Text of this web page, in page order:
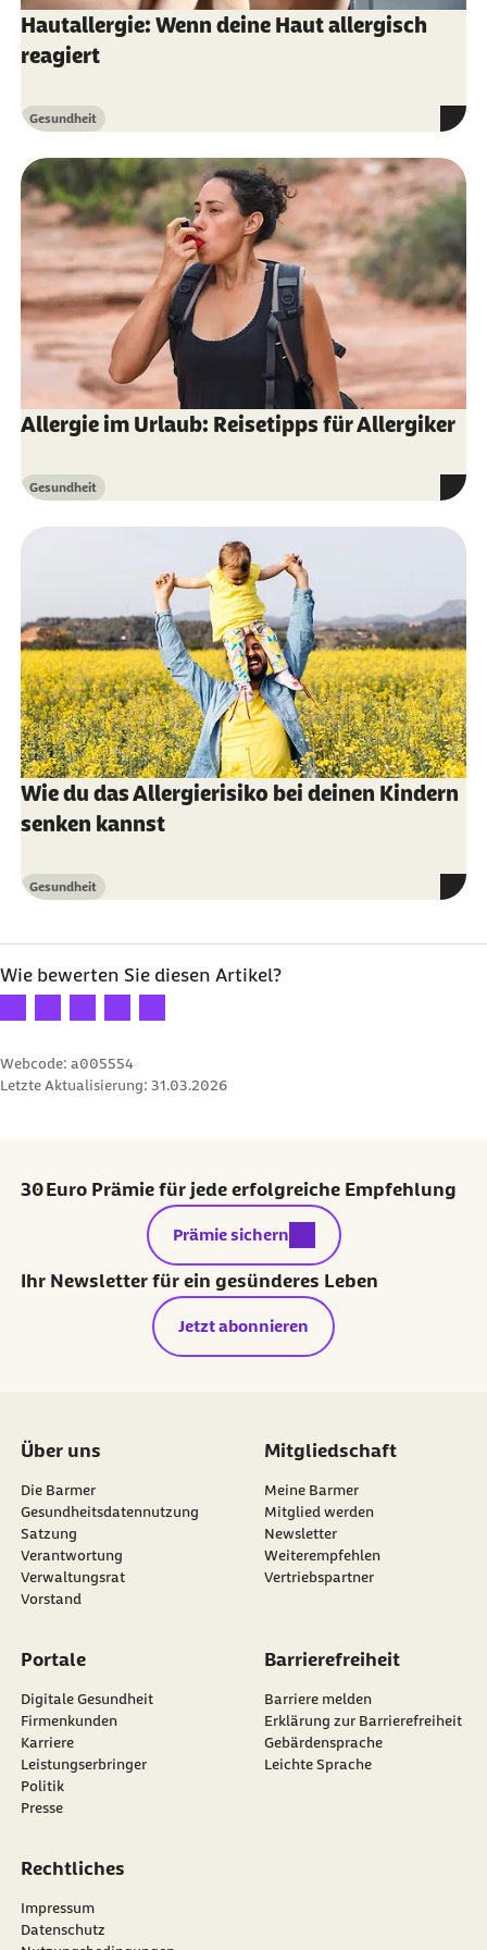
Dermatologie und medizinische Kosmetik -
Leitfaden für die kosmetische Praxis, 4.
Deutsches Grünes Kreuz e.V. (Abruf vom
18.07.2022):Sonnenallergie
AMBOSS (Abruf vom 18.07.2022):
Photodermatosen
Deximed (Abruf vom 18.07.2022):
Sonnenekzem
Pschyrembel online (Abruf vom 18.07.2022):
Polymorphe Lichtdermatose
Lichtdermatosen Diagnostik und Therapie
Allergieinformationsdienst (Abruf vom
Therapie photoallergischer
Hautallergie: Wenn deine Haut allergisch
reagiert
Kategorie
Gesundheit
Allergie im Urlaub: Reisetipps für Allergiker
Kategorie
Gesundheit
Wie du das Allergierisiko bei deinen Kindern
senken kannst
Kategorie
Gesundheit
Wie bewerten Sie diesen Artikel?
Ihre Bewertung: 1 Stern
Ihre Bewertung: 2 Sterne
Ihre Bewertung: 3 Sterne
Ihre Bewertung: 4 Sterne
Ihre Bewertung: 5 Sterne
Webcode: a005554
Letzte Aktualisierung: 31.03.2026
30 Euro Prämie für jede erfolgreiche Empfehlung
externer Link:
Prämie sichern
Ihr Newsletter für ein gesünderes Leben
Jetzt abonnieren
Über uns
Die Barmer
Gesundheitsdatennutzung
Satzung
Verantwortung
Verwaltungsrat
Vorstand
Mitgliedschaft
Meine Barmer
Mitglied werden
Newsletter
externer Link:
Weiterempfehlen
Vertriebspartner
Portale
Digitale Gesundheit
Firmenkunden
Karriere
Leistungserbringer
Politik
Presse
Barrierefreiheit
Barriere melden
Erklärung zur Barrierefreiheit
Gebärdensprache
Leichte Sprache
Rechtliches
Impressum
Datenschutz